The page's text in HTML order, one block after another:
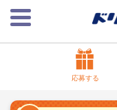
応募する